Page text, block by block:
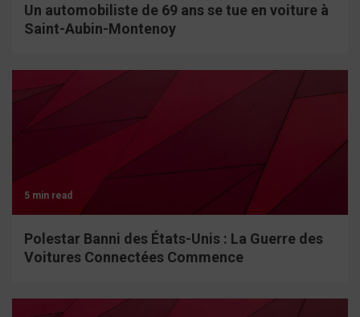
Un automobiliste de 69 ans se tue en voiture à
Saint-Aubin-Montenoy
5 min read
Polestar Banni des États-Unis : La Guerre des
Voitures Connectées Commence